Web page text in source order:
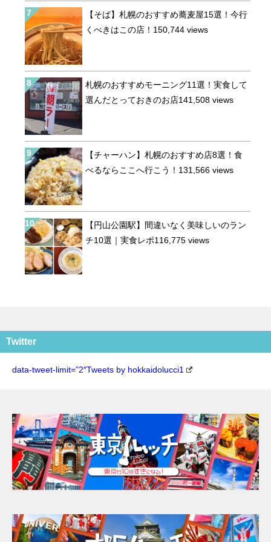
【そば】札幌のおすすめ蕎麦屋15選！今行
くべきはこの店！ 150,744 views
札幌のおすすめモーニング11選！実食して
選んだとっておきのお店141,508 views
【チャーハン】札幌のおすすめ店8選！食
べるならここへ行こう！ 131,566 views
【円山公園駅】間違いなく美味しいのラン
チ10選｜実食レポ116,775 views
Twitter
data-tweet-limit=”2″Tweets by hokkaidolucci1